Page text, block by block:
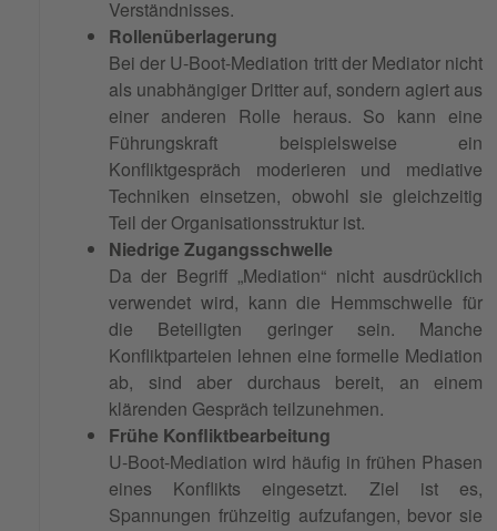
Verständnisses.
Rollenüberlagerung
Bei der U-Boot-Mediation tritt der Mediator nicht
als unabhängiger Dritter auf, sondern agiert aus
einer anderen Rolle heraus. So kann eine
Führungskraft beispielsweise ein
Konfliktgespräch moderieren und mediative
Techniken einsetzen, obwohl sie gleichzeitig
Teil der Organisationsstruktur ist.
Niedrige Zugangsschwelle
Da der Begriff „Mediation“ nicht ausdrücklich
verwendet wird, kann die Hemmschwelle für
die Beteiligten geringer sein. Manche
Konfliktparteien lehnen eine formelle Mediation
ab, sind aber durchaus bereit, an einem
klärenden Gespräch teilzunehmen.
Frühe Konfliktbearbeitung
U-Boot-Mediation wird häufig in frühen Phasen
eines Konflikts eingesetzt. Ziel ist es,
Spannungen frühzeitig aufzufangen, bevor sie